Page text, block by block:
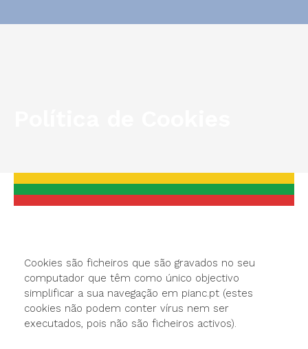
Cookies são ficheiros que são gravados no seu
computador que têm como único objectivo
simplificar a sua navegação em pianc.pt (estes
cookies não podem conter vírus nem ser
executados, pois não são ficheiros activos).